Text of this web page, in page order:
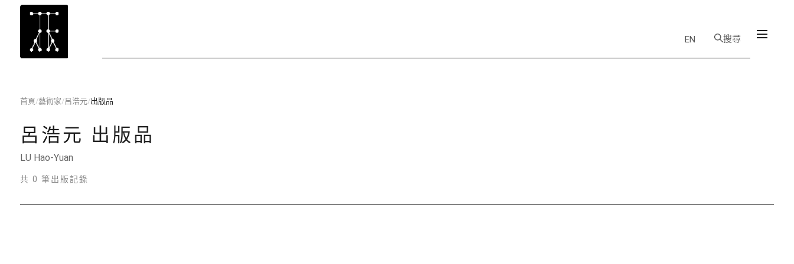
EN 搜尋
首頁/藝術家/呂浩元/出版品
呂浩元 出版品
LU Hao-Yuan
共 0 筆出版記錄